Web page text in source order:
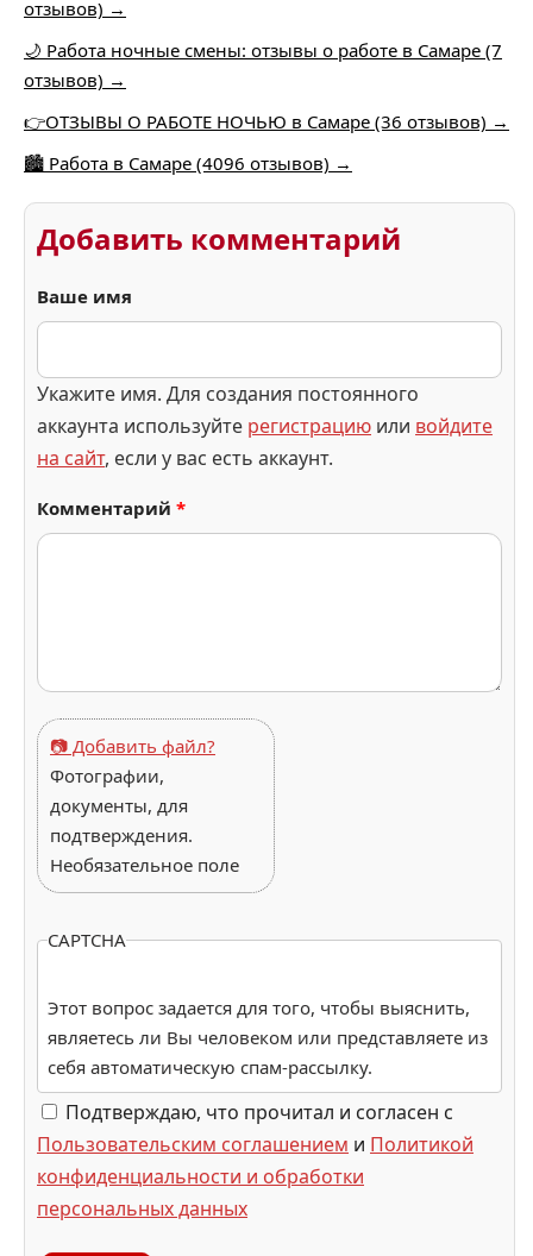
отзывов) →
🌙 Работа ночные смены: отзывы о работе в Самаре (7
отзывов) →
👉ОТЗЫВЫ О РАБОТЕ НОЧЬЮ в Самаре (36 отзывов) →
🏙️ Работа в Самаре (4096 отзывов) →
Добавить комментарий
Ваше имя
Укажите имя. Для создания постоянного
аккаунта используйте регистрацию или войдите
на сайт, если у вас есть аккаунт.
Комментарий *
📷 Добавить файл?
Фотографии,
документы, для
подтверждения.
Необязательное поле
CAPTCHA
Этот вопрос задается для того, чтобы выяснить,
являетесь ли Вы человеком или представляете из
себя автоматическую спам-рассылку.
Подтверждаю, что прочитал и согласен с
Пользовательским соглашением и Политикой
конфиденциальности и обработки
персональных данных